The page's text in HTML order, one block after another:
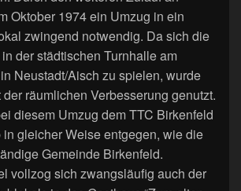
Oktober 1974 ein Umzug in ein
zwingend notwendig. Da sich die
der städtischen Turnhalle am
Neustadt/Aisch zu spielen, wurde
räumlichen Verbesserung genutzt.
diesem Umzug dem TTC Birkenfeld
gleicher Weise entgegen, wie die
Gemeinde Birkenfeld.
vollzog sich zwangsläufig auch der